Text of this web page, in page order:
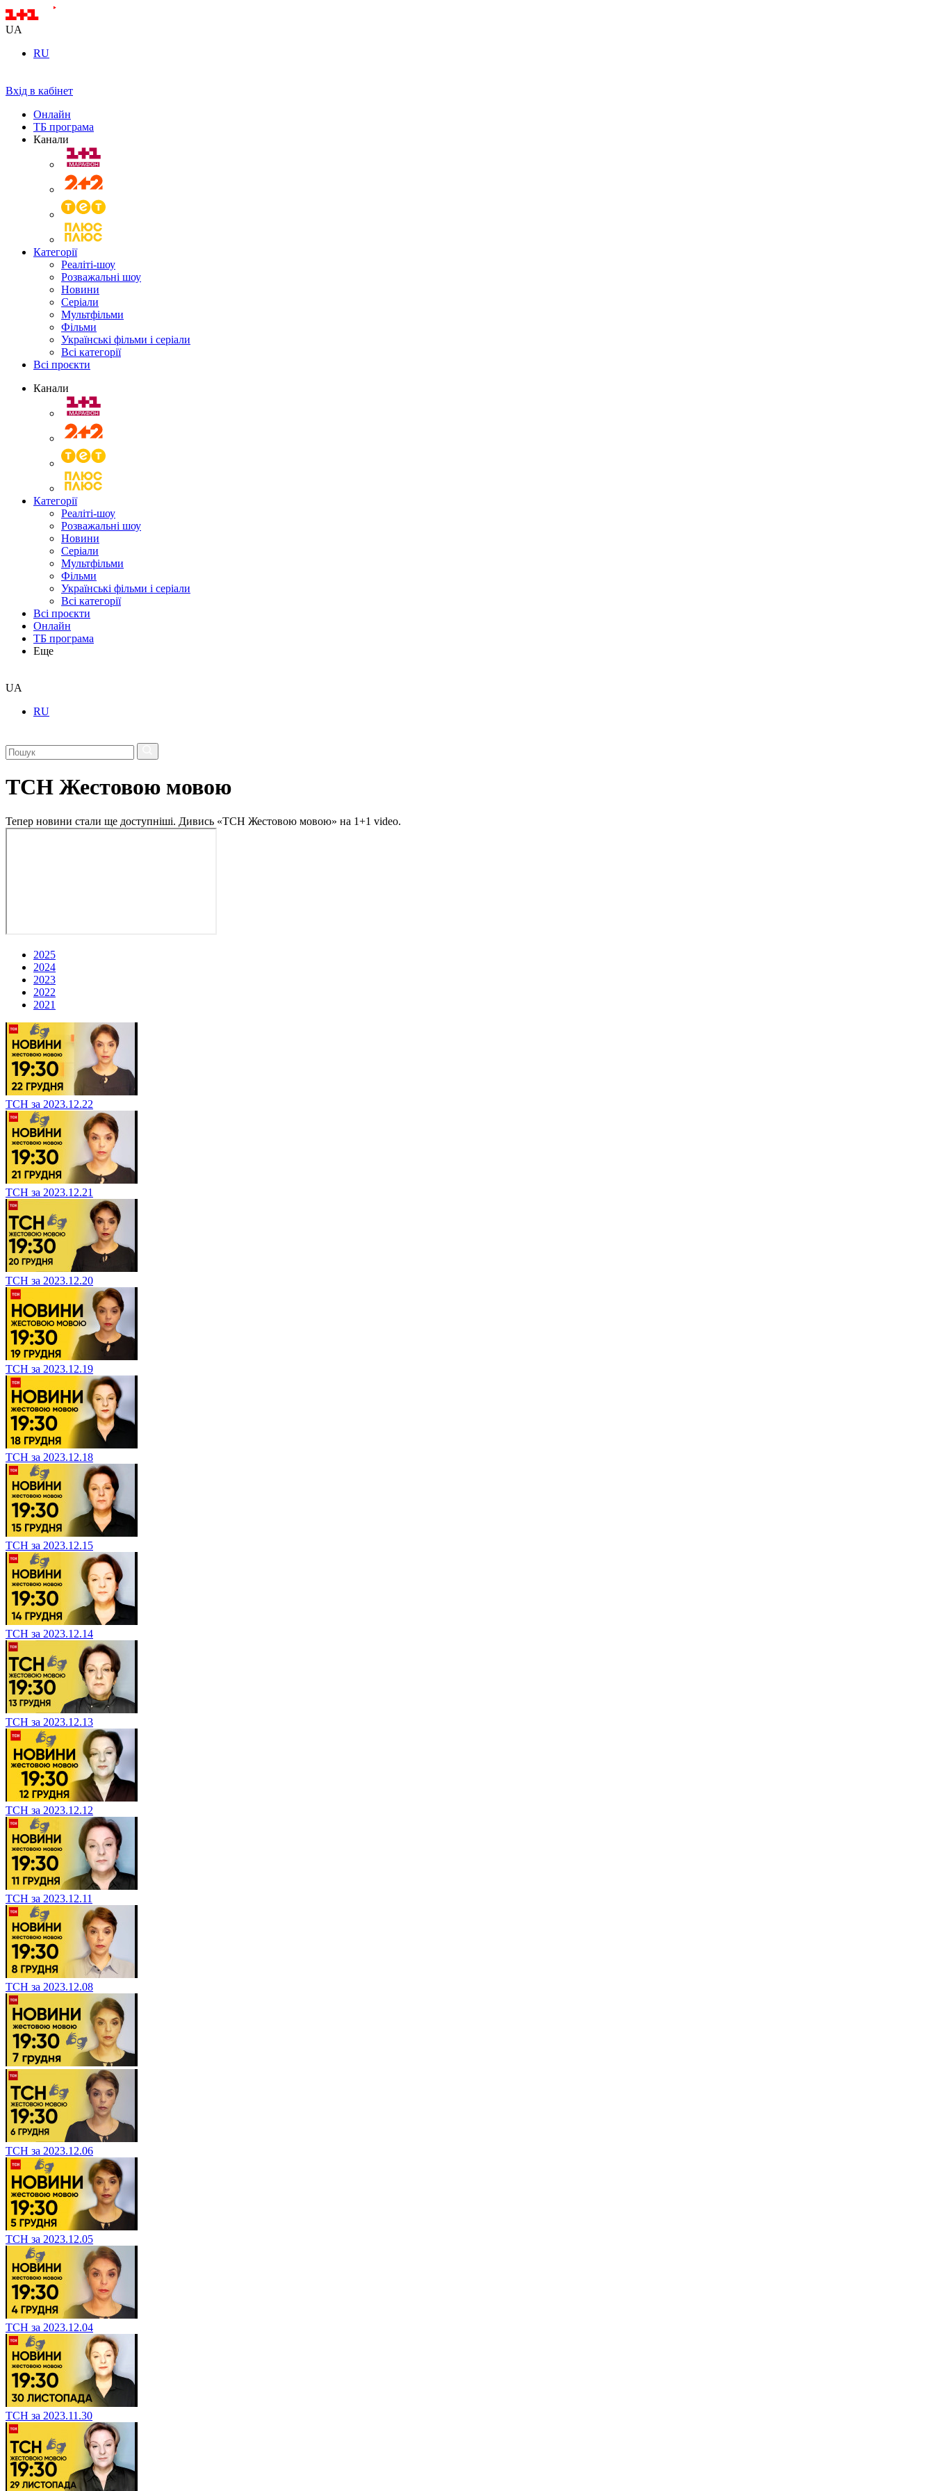
UA
RU
Вхід в кабінет
Онлайн
ТБ програма
Канали
Категорії
Реаліті-шоу
Розважальні шоу
Новини
Серіали
Мультфільми
Фільми
Українські фільми і серіали
Всі категорії
Всі проєкти
Канали
Категорії
Реаліті-шоу
Розважальні шоу
Новини
Серіали
Мультфільми
Фільми
Українські фільми і серіали
Всі категорії
Всі проєкти
Онлайн
ТБ програма
Еще
UA
RU
ТСН Жестовою мовою
Тепер новини стали ще доступніші. Дивись «ТСН Жестовою мовою» на 1+1 video.
2025
2024
2023
2022
2021
ТСН за 2023.12.22
ТСН за 2023.12.21
ТСН за 2023.12.20
ТСН за 2023.12.19
ТСН за 2023.12.18
ТСН за 2023.12.15
ТСН за 2023.12.14
ТСН за 2023.12.13
ТСН за 2023.12.12
ТСН за 2023.12.11
ТСН за 2023.12.08
ТСН за 2023.12.06
ТСН за 2023.12.05
ТСН за 2023.12.04
ТСН за 2023.11.30